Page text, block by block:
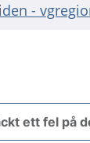
-
ett fel på